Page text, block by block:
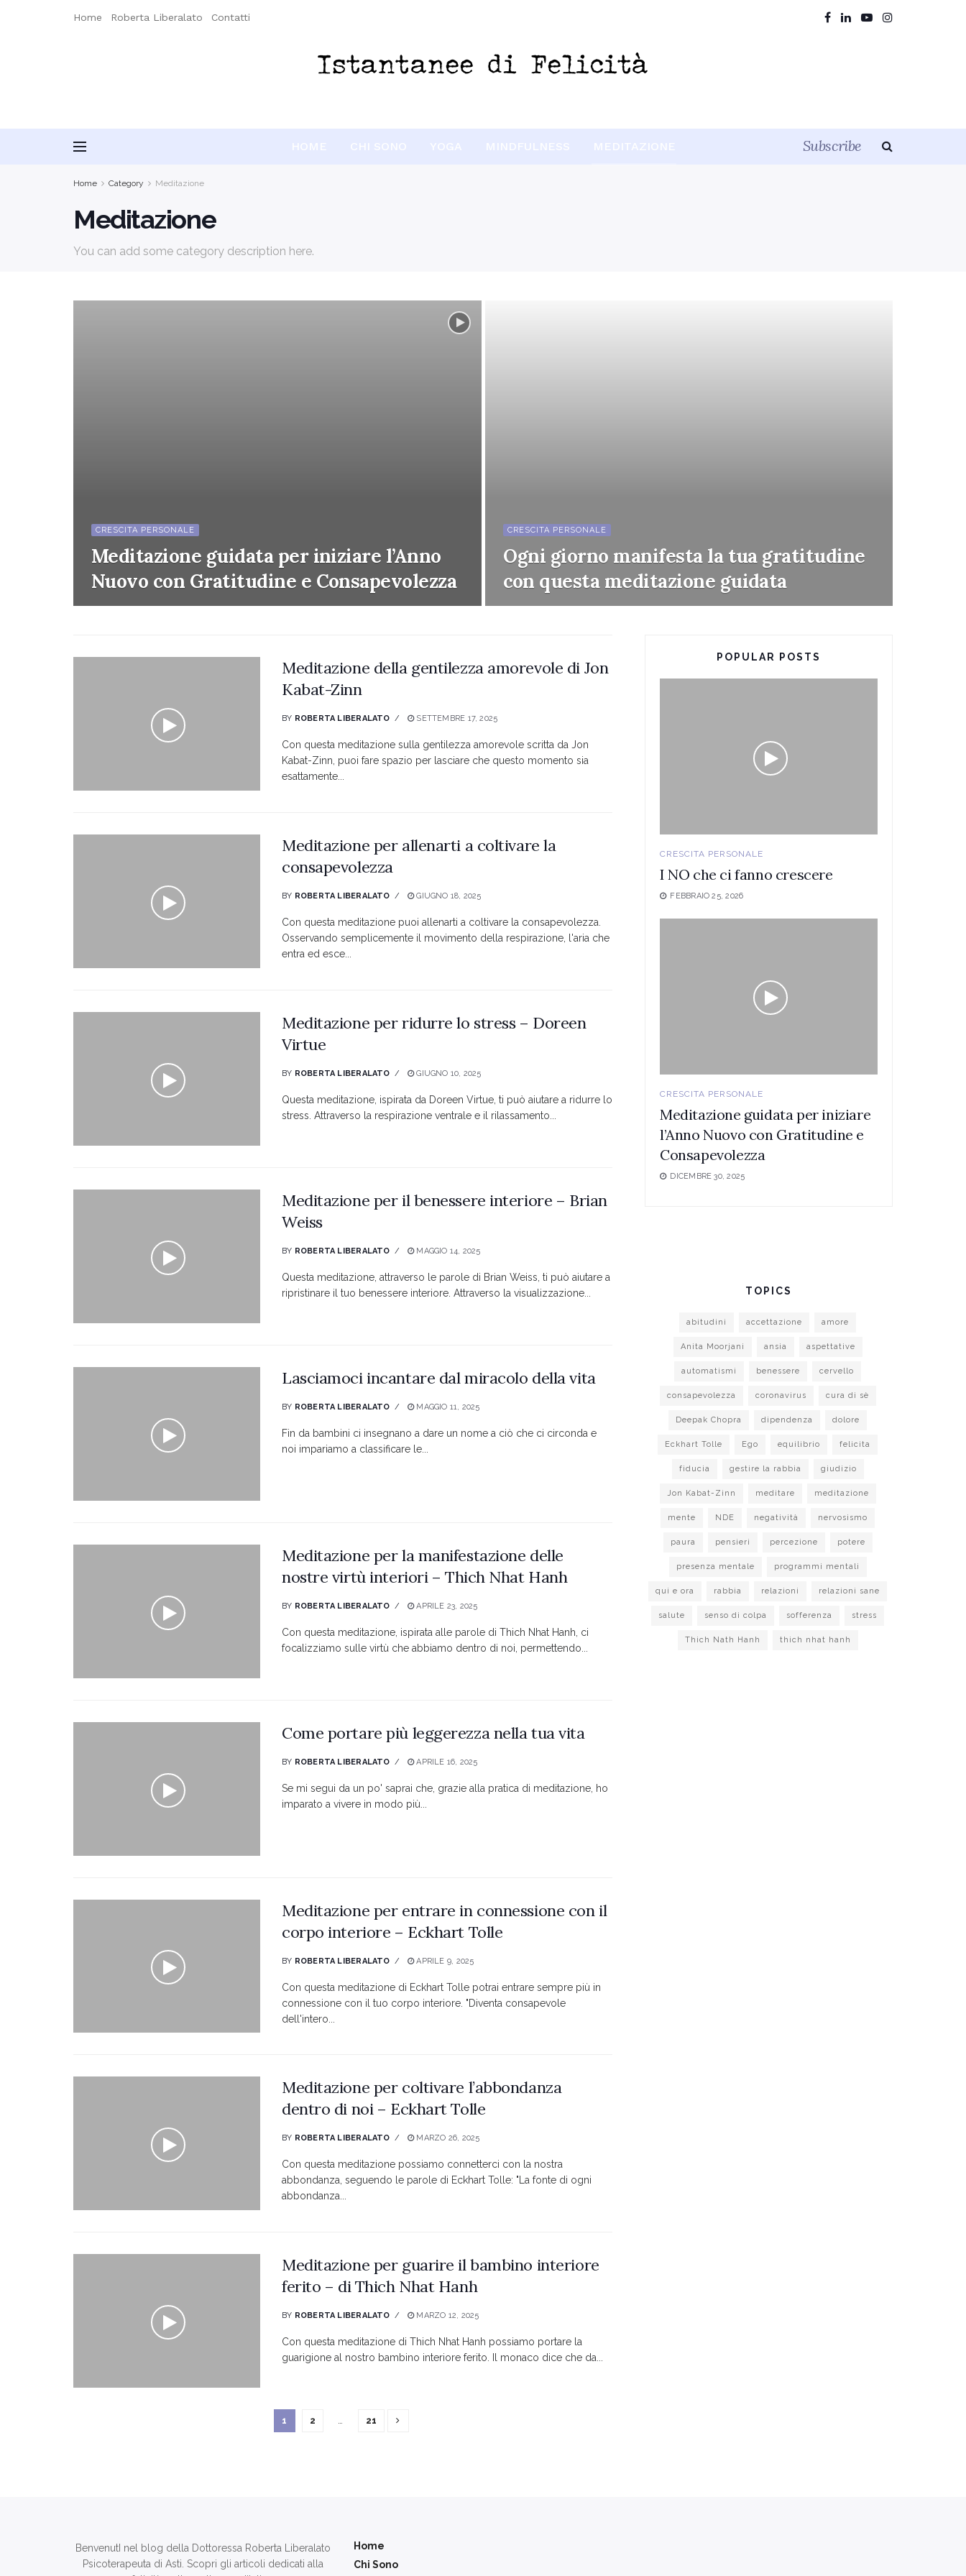
Home Roberta Liberalato Contatti
HOME CHI SONO YOGA MINDFULNESS MEDITAZIONE Subscribe
Home Category Meditazione
Meditazione
You can add some category description here.
CRESCITA PERSONALE
Meditazione guidata per iniziare l’Anno
Nuovo con Gratitudine e Consapevolezza
CRESCITA PERSONALE
Ogni giorno manifesta la tua gratitudine
con questa meditazione guidata
Meditazione della gentilezza amorevole di Jon
Kabat-Zinn
BY ROBERTA LIBERALATO SETTEMBRE 17, 2025
Con questa meditazione sulla gentilezza amorevole scritta da Jon
Kabat-Zinn, puoi fare spazio per lasciare che questo momento sia
esattamente...
Meditazione per allenarti a coltivare la
consapevolezza
BY ROBERTA LIBERALATO GIUGNO 18, 2025
Con questa meditazione puoi allenarti a coltivare la consapevolezza.
Osservando semplicemente il movimento della respirazione, l'aria che
entra ed esce...
Meditazione per ridurre lo stress – Doreen
Virtue
BY ROBERTA LIBERALATO GIUGNO 10, 2025
Questa meditazione, ispirata da Doreen Virtue, ti può aiutare a ridurre lo
stress. Attraverso la respirazione ventrale e il rilassamento...
Meditazione per il benessere interiore – Brian
Weiss
BY ROBERTA LIBERALATO MAGGIO 14, 2025
Questa meditazione, attraverso le parole di Brian Weiss, ti può aiutare a
ripristinare il tuo benessere interiore. Attraverso la visualizzazione...
Lasciamoci incantare dal miracolo della vita
BY ROBERTA LIBERALATO MAGGIO 11, 2025
Fin da bambini ci insegnano a dare un nome a ciò che ci circonda e
noi impariamo a classificare le...
Meditazione per la manifestazione delle
nostre virtù interiori – Thich Nhat Hanh
BY ROBERTA LIBERALATO APRILE 23, 2025
Con questa meditazione, ispirata alle parole di Thich Nhat Hanh, ci
focalizziamo sulle virtù che abbiamo dentro di noi, permettendo...
Come portare più leggerezza nella tua vita
BY ROBERTA LIBERALATO APRILE 16, 2025
Se mi segui da un po' saprai che, grazie alla pratica di meditazione, ho
imparato a vivere in modo più...
Meditazione per entrare in connessione con il
corpo interiore – Eckhart Tolle
BY ROBERTA LIBERALATO APRILE 9, 2025
Con questa meditazione di Eckhart Tolle potrai entrare sempre più in
connessione con il tuo corpo interiore. "Diventa consapevole
dell'intero...
Meditazione per coltivare l’abbondanza
dentro di noi – Eckhart Tolle
BY ROBERTA LIBERALATO MARZO 26, 2025
Con questa meditazione possiamo connetterci con la nostra
abbondanza, seguendo le parole di Eckhart Tolle: "La fonte di ogni
abbondanza...
Meditazione per guarire il bambino interiore
ferito – di Thich Nhat Hanh
BY ROBERTA LIBERALATO MARZO 12, 2025
Con questa meditazione di Thich Nhat Hanh possiamo portare la
guarigione al nostro bambino interiore ferito. Il monaco dice che da...
1 2 … 21
POPULAR POSTS
CRESCITA PERSONALE
I NO che ci fanno crescere
FEBBRAIO 25, 2026
CRESCITA PERSONALE
Meditazione guidata per iniziare
l’Anno Nuovo con Gratitudine e
Consapevolezza
DICEMBRE 30, 2025
TOPICS
abitudini accettazione amore
Anita Moorjani ansia aspettative
automatismi benessere cervello
consapevolezza coronavirus cura di sè
Deepak Chopra dipendenza dolore
Eckhart Tolle Ego equilibrio felicita
fiducia gestire la rabbia giudizio
Jon Kabat-Zinn meditare meditazione
mente NDE negatività nervosismo
paura pensieri percezione potere
presenza mentale programmi mentali
qui e ora rabbia relazioni relazioni sane
salute senso di colpa sofferenza stress
Thich Nath Hanh thich nhat hanh
BenvenutI nel blog della Dottoressa Roberta Liberalato
Psicoterapeuta di Asti. Scopri gli articoli dedicati alla
Home
Chi Sono